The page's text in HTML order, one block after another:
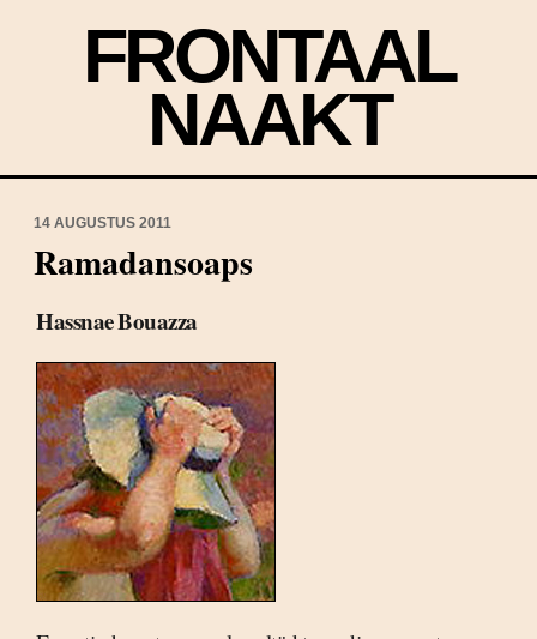
FRONTAAL
NAAKT
14 AUGUSTUS 2011
Ramadansoaps
Hassnae Bouazza